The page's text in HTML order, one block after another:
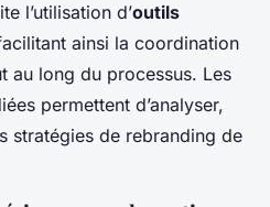
l’utilisation d’outils
ainsi la coordination
au long du processus. Les
permettent d’analyser,
stratégies de rebranding de